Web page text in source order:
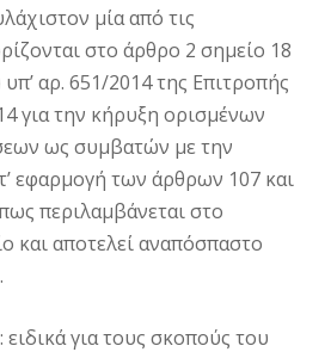
μία από τις
στο άρθρο 2 σημείο 18
αρ. 651/2014 της Επιτροπής
για την κήρυξη ορισμένων
ως συμβατών με την
εφαρμογή των άρθρων 107 και
περιλαμβάνεται στο
και αποτελεί αναπόσπαστο
ειδικά για τους σκοπούς του